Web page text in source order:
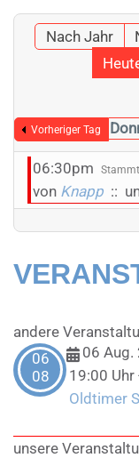
Nach Jahr
Vorheriger Tag
06:30pm
von Knapp ::
andere
06
08
06 Aug.
19:00 Uhr
Oldtimer
unsere